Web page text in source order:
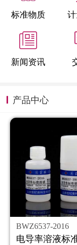
标准物质
新闻资讯
产品中心
BWZ6537-2016
电导率溶液标
微生物检
定制标物
定制仪器
新闻资讯
公司主页
购物车
会员中心
联系我们